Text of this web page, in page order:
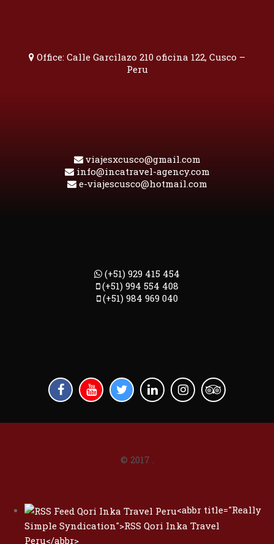
Office: Calle Garcilazo 210 oficina 122, Cusco –
Peru
viajesxcusco@gmail.com
info@incatravel-agency.com
e-viajescusco@hotmail.com
(+51) 929 415 454
(+51) 994 554 408
(+51) 984 969 040
© 2017
<abbr title="Really
Simple Syndication">RSS Qori Inka Travel
Peru</abbr>